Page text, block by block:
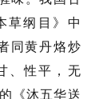
草纲目》中
同黄丹烙炒
、性平，无
《沐五华送